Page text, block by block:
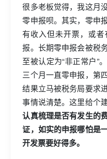
很多老板觉得，我这月
零申报呗。其实，零申
有收入但未开票，或
报。长期零申报会被税
至被认定为“非正常户”
三个月一直零申报，第
结果立马被税务局要求
事情说清楚。这里给个建
认真梳理是否有发生的
证，如实的申报哪怕是
开发票要好得多。